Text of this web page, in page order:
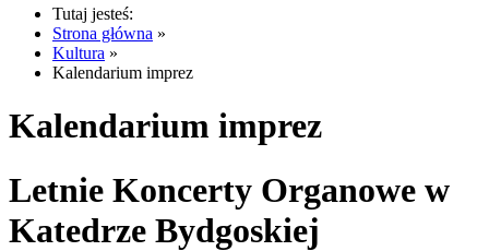
Tutaj jesteś:
Strona główna »
Kultura »
Kalendarium imprez
Kalendarium imprez
Letnie Koncerty Organowe w
Katedrze Bydgoskiej